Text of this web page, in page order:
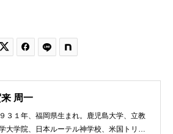
 
周一
３１年、福岡県生まれ。鹿児島大学、立教
大学院、日本ルーテル神学校、米国トリニ